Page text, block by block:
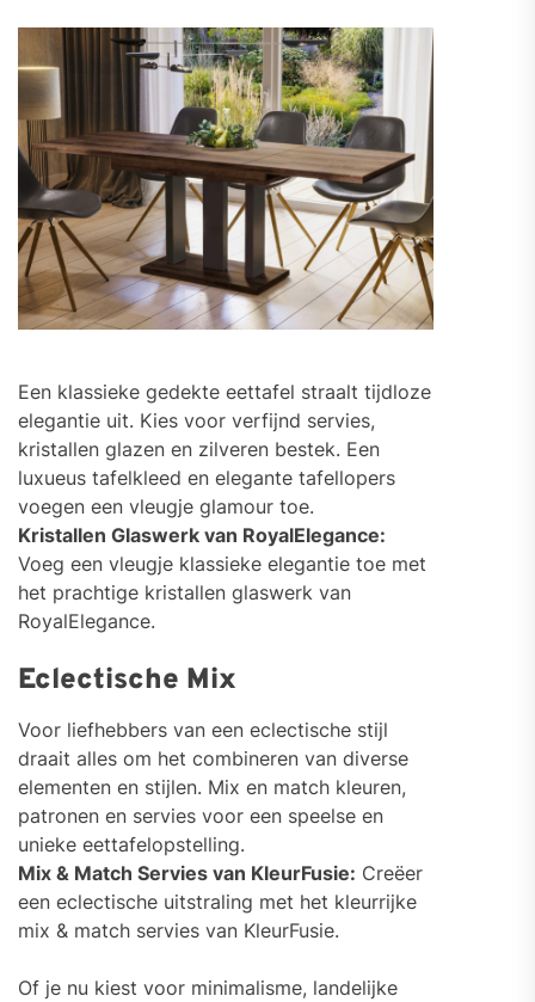
Een klassieke gedekte eettafel straalt tijdloze
elegantie uit. Kies voor verfijnd servies,
kristallen glazen en zilveren bestek. Een
luxueus tafelkleed en elegante tafellopers
voegen een vleugje glamour toe.
Kristallen Glaswerk van RoyalElegance:
Voeg een vleugje klassieke elegantie toe met
het prachtige kristallen glaswerk van
RoyalElegance.
Eclectische Mix
Voor liefhebbers van een eclectische stijl
draait alles om het combineren van diverse
elementen en stijlen. Mix en match kleuren,
patronen en servies voor een speelse en
unieke eettafelopstelling.
Mix & Match Servies van KleurFusie: Creëer
een eclectische uitstraling met het kleurrijke
mix & match servies van KleurFusie.
Of je nu kiest voor minimalisme, landelijke